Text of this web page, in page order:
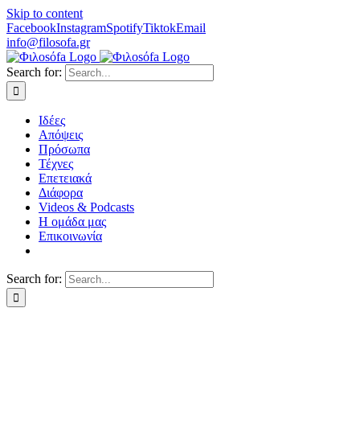
Skip to content
FacebookInstagramSpotifyTiktokEmail
info@filosofa.gr
Search for:
Ιδέες
Απόψεις
Πρόσωπα
Τέχνες
Επετειακά
Διάφορα
Videos & Podcasts
Η ομάδα μας
Επικοινωνία
Search for: